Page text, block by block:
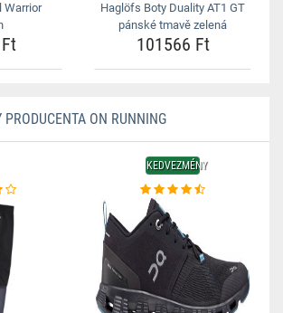
Warrior
Haglöfs Boty Duality AT1 GT
pánské tmavě zelená
101566 Ft
PRODUCENTA ON RUNNING
KEDVEZMÉNY